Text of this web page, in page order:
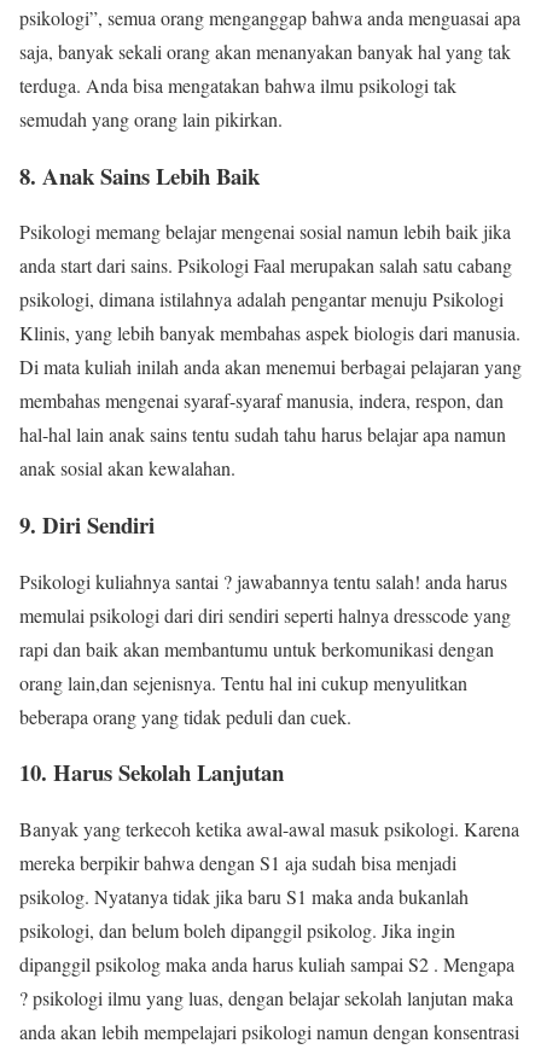
psikologi”, semua orang menganggap bahwa anda menguasai apa
saja, banyak sekali orang akan menanyakan banyak hal yang tak
terduga. Anda bisa mengatakan bahwa ilmu psikologi tak
semudah yang orang lain pikirkan.
8. Anak Sains Lebih Baik
Psikologi memang belajar mengenai sosial namun lebih baik jika
anda start dari sains. Psikologi Faal merupakan salah satu cabang
psikologi, dimana istilahnya adalah pengantar menuju Psikologi
Klinis, yang lebih banyak membahas aspek biologis dari manusia.
Di mata kuliah inilah anda akan menemui berbagai pelajaran yang
membahas mengenai syaraf-syaraf manusia, indera, respon, dan
hal-hal lain anak sains tentu sudah tahu harus belajar apa namun
anak sosial akan kewalahan.
9. Diri Sendiri
Psikologi kuliahnya santai ? jawabannya tentu salah! anda harus
memulai psikologi dari diri sendiri seperti halnya dresscode yang
rapi dan baik akan membantumu untuk berkomunikasi dengan
orang lain,dan sejenisnya. Tentu hal ini cukup menyulitkan
beberapa orang yang tidak peduli dan cuek.
10. Harus Sekolah Lanjutan
Banyak yang terkecoh ketika awal-awal masuk psikologi. Karena
mereka berpikir bahwa dengan S1 aja sudah bisa menjadi
psikolog. Nyatanya tidak jika baru S1 maka anda bukanlah
psikologi, dan belum boleh dipanggil psikolog. Jika ingin
dipanggil psikolog maka anda harus kuliah sampai S2 . Mengapa
? psikologi ilmu yang luas, dengan belajar sekolah lanjutan maka
anda akan lebih mempelajari psikologi namun dengan konsentrasi